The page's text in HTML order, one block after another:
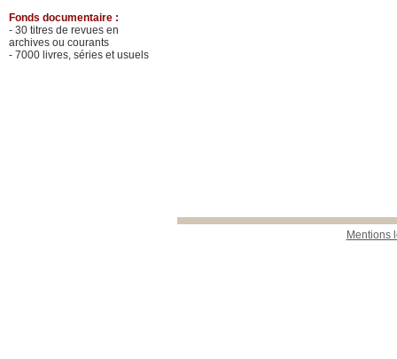
Mentions
Fonds documentaire :
- 30 titres de revues en
archives ou courants
- 7000 livres, séries et usuels